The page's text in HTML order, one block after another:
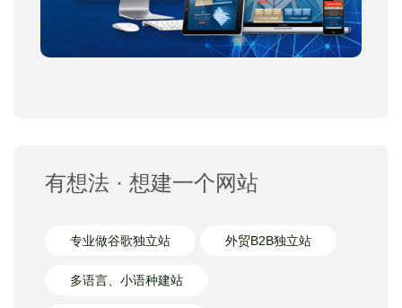
有想法 · 想建一个网站
专业做谷歌独立站 外贸B2B独立站
多语言、小语种建站